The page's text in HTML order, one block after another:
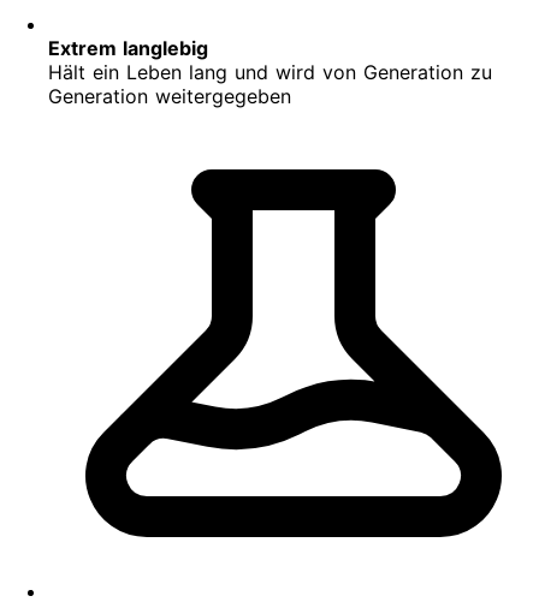
Extrem langlebig
Hält ein Leben lang und wird von Generation zu
Generation weitergegeben